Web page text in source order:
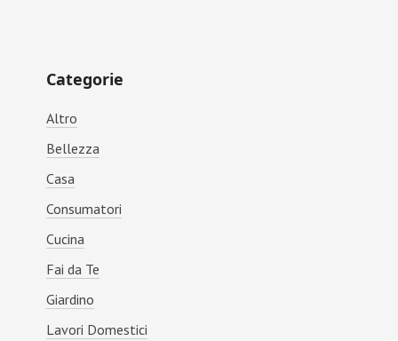
Primary
Sidebar
Categorie
Altro
Bellezza
Casa
Consumatori
Cucina
Fai da Te
Giardino
Lavori Domestici